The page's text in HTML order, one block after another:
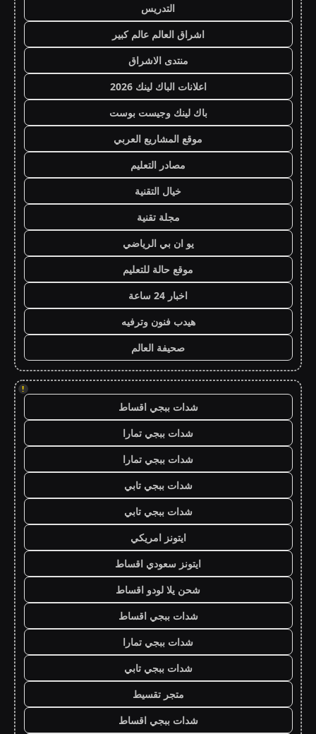
التدريس
اشراق العالم عالم كبير
منتدى الاشراق
اعلانات الباك لينك 2026
باك لينك وجيست بوست
موقع المشاريع العربي
مصادر التعليم
خيال التقنية
مجلة تقنية
يو ان بي الرياضي
موقع حالة للتعليم
اخبار 24 ساعة
هيدب فنون وترفيه
صحيفة العالم
!
شدات ببجي اقساط
شدات ببجي تمارا
شدات ببجي تمارا
شدات ببجي تابي
شدات ببجي تابي
ايتونز امريكي
ايتونز سعودي اقساط
شحن يلا لودو اقساط
شدات ببجي اقساط
شدات ببجي تمارا
شدات ببجي تابي
متجر تقسيط
شدات ببجي اقساط